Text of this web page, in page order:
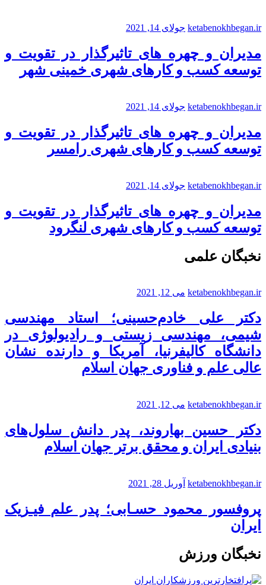
ketabenokhbegan.ir جولای 14, 2021
مدیران و چهره های تاثیرگذار در تقویت و
توسعه کسب و کارهای شهری خمینی شهر
ketabenokhbegan.ir جولای 14, 2021
مدیران و چهره های تاثیرگذار در تقویت و
توسعه کسب و کارهای شهری رامسر
ketabenokhbegan.ir جولای 14, 2021
مدیران و چهره های تاثیرگذار در تقویت و
توسعه کسب و کارهای شهری لنگرود
نخبگان علمی
ketabenokhbegan.ir می 12, 2021
دکتر علی خادم‌حسینی؛ استاد مهندسی
شیمی، مهندسی زیستی و رادیولوژی در
دانشگاه کالیفرنیا، آمریکا و دارنده نشان
عالی علم و فناوری جهان اسلام
ketabenokhbegan.ir می 12, 2021
دکتر حسین بهاروند، پدر دانش سلول‌های
بنیادی ایران و محقق برتر جهان اسلام
ketabenokhbegan.ir آوریل 28, 2021
پروفسور محمود حسـابی؛ پدر علم فیـزیک
ایران
نخبگان ورزش